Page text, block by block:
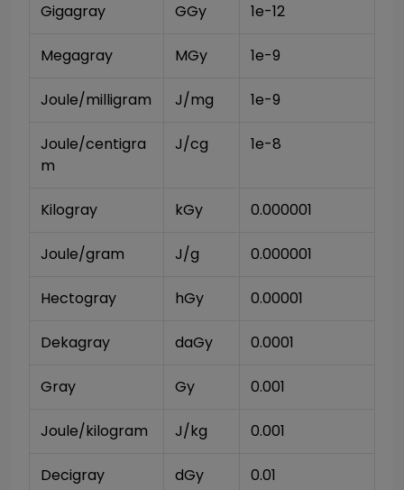
Gigagray GGy 1e-12
Megagray MGy 1e-9
Joule/milligram J/mg 1e-9
Joule/centigra
m
J/cg 1e-8
Kilogray kGy 0.000001
Joule/gram J/g 0.000001
Hectogray hGy 0.00001
Dekagray daGy 0.0001
Gray Gy 0.001
Joule/kilogram J/kg 0.001
Decigray dGy 0.01